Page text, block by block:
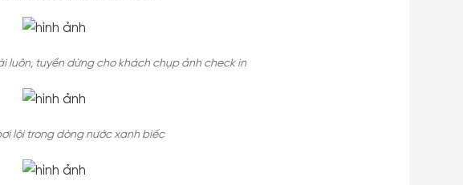
luôn, tuyền dừng cho khách chụp ảnh check in
lội trong dòng nước xanh biếc